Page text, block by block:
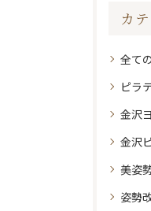
カ
全て
ピラ
金沢
金沢
美姿
姿勢